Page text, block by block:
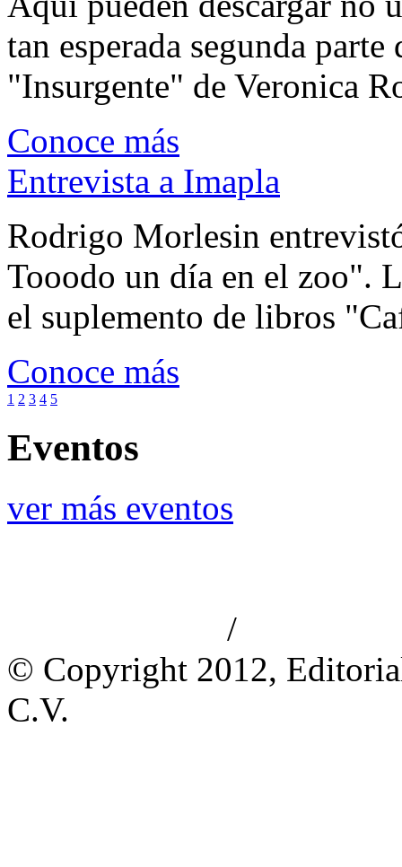
tan esperada segunda
"Insurgente" de Veronica
Conoce más
Entrevista a Imapla
Rodrigo Morlesin
Tooodo un día en el zoo".
el suplemento de libros
Conoce más
1 2 3 4 5
Eventos
ver más eventos
/
© Copyright 2012,
C.V.